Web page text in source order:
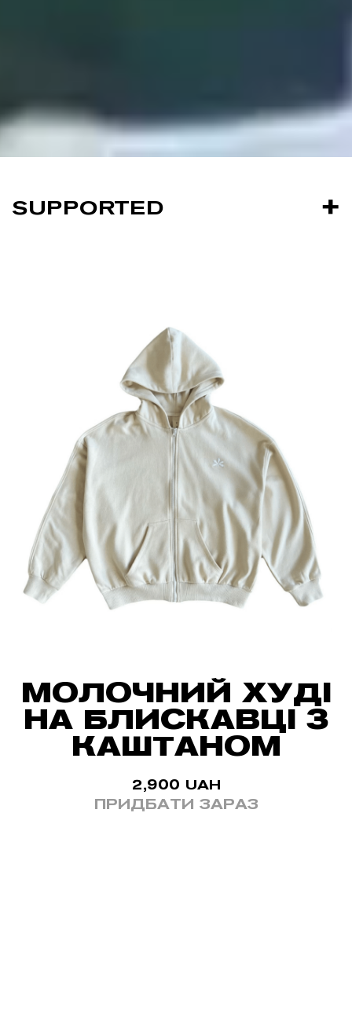
SUPPORTED
МОЛОЧНИЙ ХУДІ
НА БЛИСКАВЦІ З
КАШТАНОМ
2,900 UAH
ПРИДБАТИ ЗАРАЗ